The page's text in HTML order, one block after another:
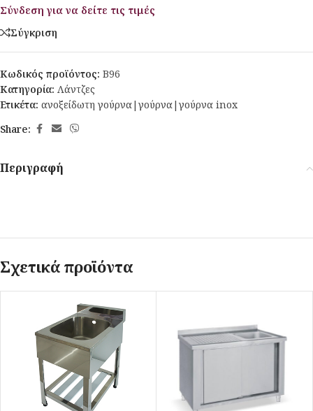
Σύνδεση για να δείτε τις τιμές
Σύγκριση
Κωδικός προϊόντος: B96
Κατηγορία: Λάντζες
Ετικέτα: ανοξείδωτη γούρνα|γούρνα|γούρνα inox
Share:
Περιγραφή
Σχετικά προϊόντα